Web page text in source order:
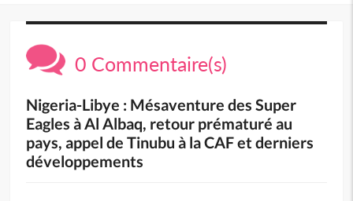
0 Commentaire(s)
Nigeria-Libye : Mésaventure des Super
Eagles à Al Albaq, retour prématuré au
pays, appel de Tinubu à la CAF et derniers
développements